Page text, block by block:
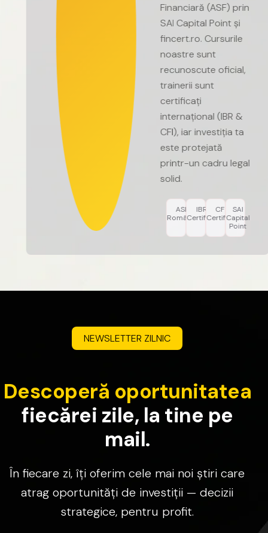
Financiară(ASF)prin
CapitalPointși
fincert.ro.Cursurile
noastre sunt
recunoscuteoficial,
traineriisunt
certificați
internațional(IBR &
iarinvestițiata
protejată
printr-uncadrulegal
solid.
România
IBR
Certified
CFI
Certified
SAI
Capital
NEWSLETTER ZILNIC
Descoperă oportunitatea
fiecărei zile, la tine pe
mail.
În fiecare zi, îți oferim cele mai noi știri care
atrag oportunități de investiții — decizii
strategice, pentru profit.